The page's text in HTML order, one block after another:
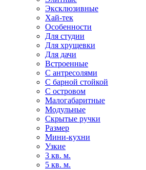
Эксклюзивные
Хай-тек
Особенности
Для студии
Для хрущевки
Для дачи
Встроенные
С антресолями
С барной стойкой
С островом
Малогабаритные
Модульные
Скрытые ручки
Размер
Мини-кухни
Узкие
3 кв. м.
5 кв. м.